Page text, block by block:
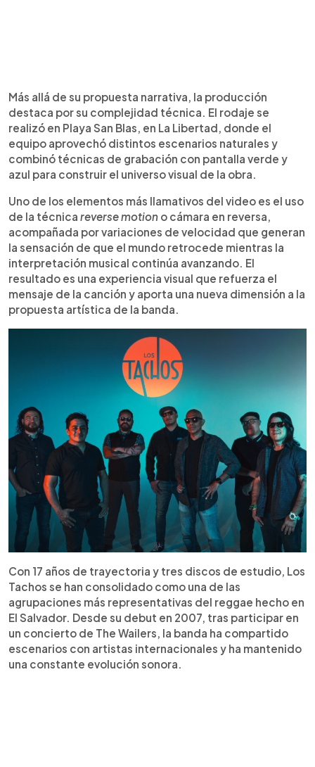
Más allá de su propuesta narrativa, la producción
destaca por su complejidad técnica. El rodaje se
realizó en Playa San Blas, en La Libertad, donde el
equipo aprovechó distintos escenarios naturales y
combinó técnicas de grabación con pantalla verde y
azul para construir el universo visual de la obra.
Uno de los elementos más llamativos del video es el uso
de la técnica reverse motion o cámara en reversa,
acompañada por variaciones de velocidad que generan
la sensación de que el mundo retrocede mientras la
interpretación musical continúa avanzando. El
resultado es una experiencia visual que refuerza el
mensaje de la canción y aporta una nueva dimensión a la
propuesta artística de la banda.
Con 17 años de trayectoria y tres discos de estudio, Los
Tachos se han consolidado como una de las
agrupaciones más representativas del reggae hecho en
El Salvador. Desde su debut en 2007, tras participar en
un concierto de The Wailers, la banda ha compartido
escenarios con artistas internacionales y ha mantenido
una constante evolución sonora.